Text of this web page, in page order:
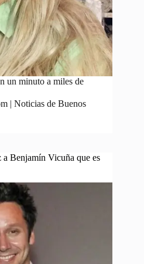
un minuto a miles de
| Noticias de Buenos
Benjamín Vicuña que es